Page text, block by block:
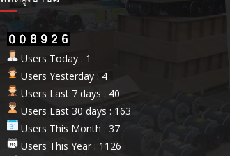
Users Today : 1
Users Yesterday : 4
Users Last 7 days : 40
Users Last 30 days : 163
Users This Month : 37
Users This Year : 1126